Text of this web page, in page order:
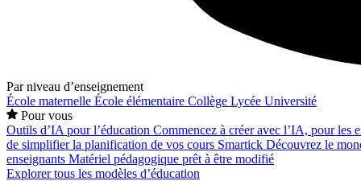
Par niveau d’enseignement
École maternelle École élémentaire Collège Lycée Université
Pour vous
Outils d’IA pour l’éducation Commencez à créer avec l’IA, pour les
de simplifier la planification de vos cours Smartick Découvrez le
enseignants Matériel pédagogique prêt à être modifié
Explorer tous les modèles d’éducation